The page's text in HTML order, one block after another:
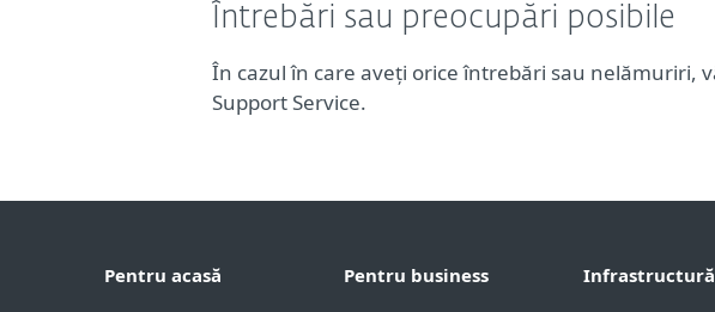
Întrebări sau preocupări posibile
În cazul în care aveți orice întrebări sau nelămuriri,
Support Service.
Pentru acasă Pentru business Infrastructură